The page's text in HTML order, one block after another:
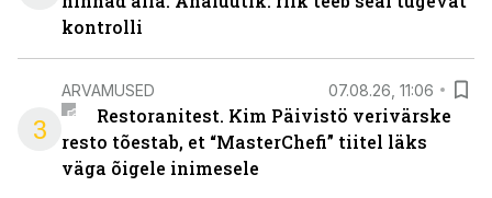
kontrolli
3
ARVAMUSED 07.08.26, 11:06
Restoranitest. Kim Päivistö verivärske
resto tõestab, et “MasterChefi” tiitel läks
väga õigele inimesele